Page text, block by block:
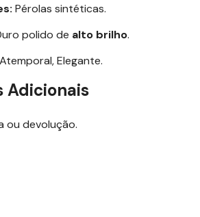
Pérolas sintéticas.
polido de alto brilho.
Elegante.
Adicionais
ou devolução.